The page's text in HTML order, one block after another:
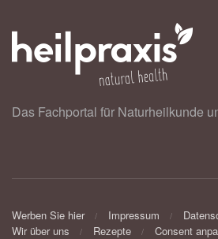
Das Fachportal für Naturheilkunde
Werben Sie hier Impressum
Wir über uns
Rezepte Consent